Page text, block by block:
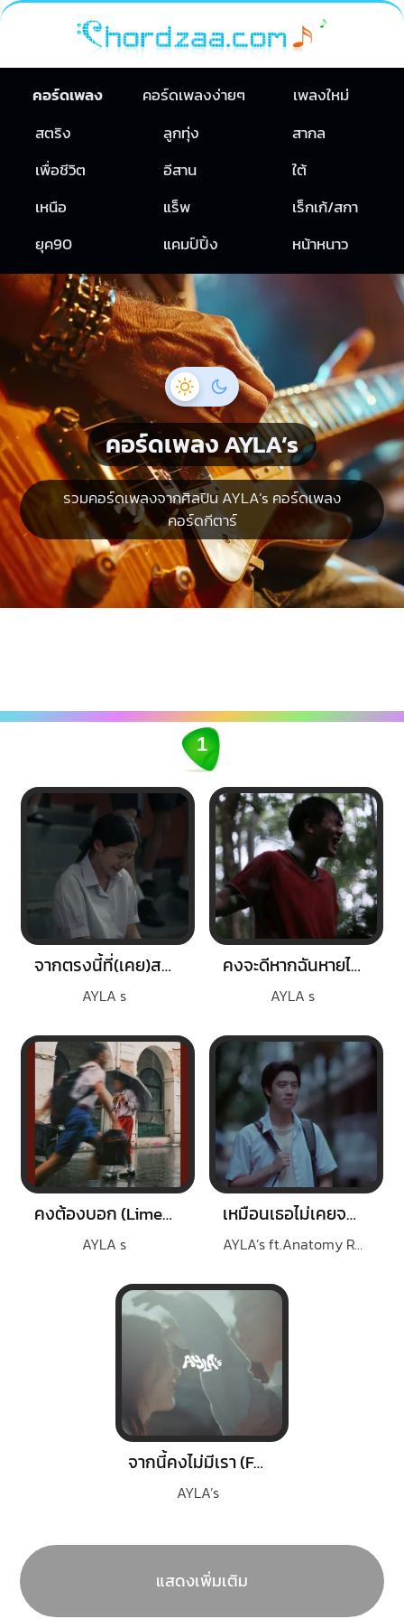
คอร์ดเพลง คอร์ดเพลงง่ายๆ
เพลงใหม่
สตริง
ลูกทุ่ง
สากล
เพื่อชีวิต
อีสาน
ใต้
เหนือ
แร็พ
เร็กเก้/สกา
ยุค90
แคมป์ปิ้ง หน้าหนาว
คอร์ดเพลง AYLA’s
รวมคอร์ดเพลงจากศิลปิน AYLA’s คอร์ดเพลง
คอร์ดกีตาร์
1
จากตรงนี้ที่(เคย)สวยงาม
AYLA s
คงจะดีหากฉันหายไป (Vanishing)
AYLA s
คงต้องบอก (Limerence)
AYLA s
เหมือนเธอไม่เคยจาก (missing)
AYLA’s ft.Anatomy Rabbit
จากนี้คงไม่มีเรา (Farewell)
AYLA’s
แสดงเพิ่มเติม